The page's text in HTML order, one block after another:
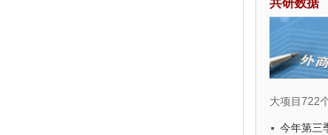
大项目722
今年第三